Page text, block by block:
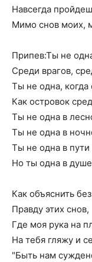
Навсегда
Мимо снов моих,
Припев:Ты не
Среди врагов,
Ты не одна, когда
Как островок
Ты не одна в
Ты не одна в
Ты не одна в
Но ты одна в
Как объяснить
Правду этих снов,
Где моя рука на
На тебя гляжу и
"Быть нам